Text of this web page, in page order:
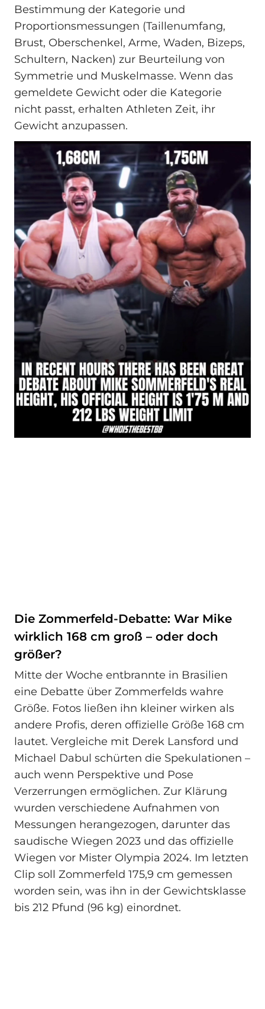
Bestimmung der Kategorie und
Proportionsmessungen (Taillenumfang,
Brust, Oberschenkel, Arme, Waden, Bizeps,
Schultern, Nacken) zur Beurteilung von
Symmetrie und Muskelmasse. Wenn das
gemeldete Gewicht oder die Kategorie
nicht passt, erhalten Athleten Zeit, ihr
Gewicht anzupassen.
Die Zommerfeld-Debatte: War Mike
wirklich 168 cm groß – oder doch
größer?
Mitte der Woche entbrannte in Brasilien
eine Debatte über Zommerfelds wahre
Größe. Fotos ließen ihn kleiner wirken als
andere Profis, deren offizielle Größe 168 cm
lautet. Vergleiche mit Derek Lansford und
Michael Dabul schürten die Spekulationen –
auch wenn Perspektive und Pose
Verzerrungen ermöglichen. Zur Klärung
wurden verschiedene Aufnahmen von
Messungen herangezogen, darunter das
saudische Wiegen 2023 und das offizielle
Wiegen vor Mister Olympia 2024. Im letzten
Clip soll Zommerfeld 175,9 cm gemessen
worden sein, was ihn in der Gewichtsklasse
bis 212 Pfund (96 kg) einordnet.